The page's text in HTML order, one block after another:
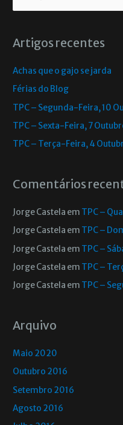
Artigos recentes
Achas que o gajo se jarda
Férias do Blog
TPC – Segunda-Feira, 10
TPC – Sexta-Feira, 7
TPC – Terça-Feira, 4
Comentários
Jorge Castela em TPC –
Jorge Castela em TPC –
Jorge Castela em TPC –
Jorge Castela em TPC –
Jorge Castela em TPC –
Arquivo
Maio 2020
Outubro 2016
Setembro 2016
Agosto 2016